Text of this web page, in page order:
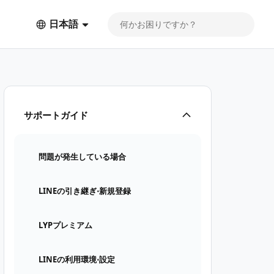
日本語
サポートガイド
問題が発生している場合
LINEの引き継ぎ⋅新規登録
LYPプレミアム
LINEの利用環境⋅設定